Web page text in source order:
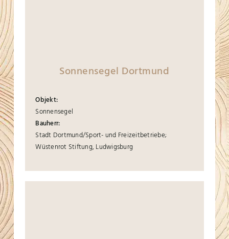
Sonnensegel Dortmund
Objekt:
Sonnensegel
Bauherr:
Stadt Dortmund/Sport- und Freizeitbetriebe;
Wüstenrot Stiftung, Ludwigsburg